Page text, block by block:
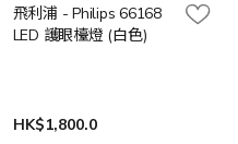
飛利浦 - Philips 66168
LED 護眼檯燈 (白色)
HK$1,800.0